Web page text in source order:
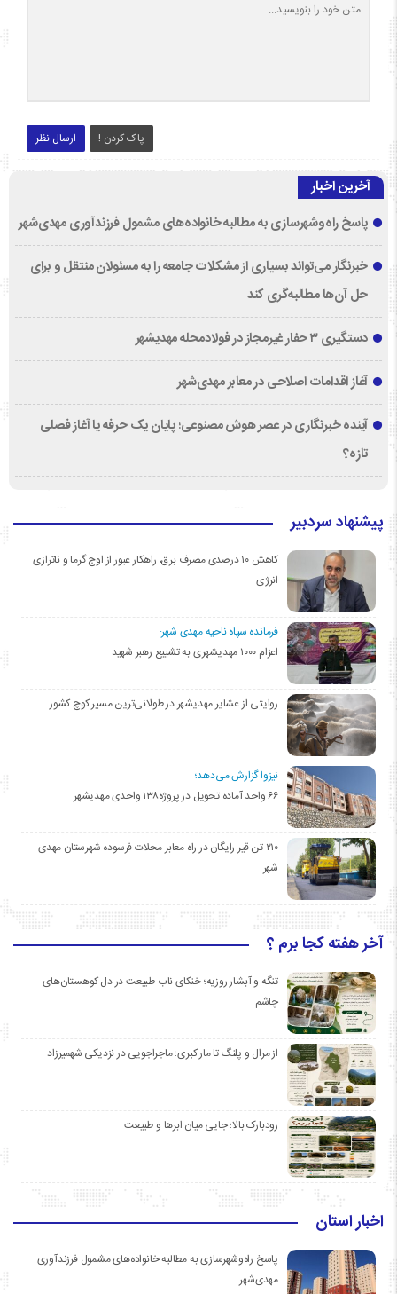
ارسال نظر پاک کردن !
آخرین اخبار
پاسخ راه‌وشهرسازی به مطالبه خانواده‌های مشمول فرزندآوری مهدی‌شهر
خبرنگار می‌تواند بسیاری از مشکلات جامعه را به مسئولان منتقل و برای
حل آن‌ها مطالبه‌گری کند
دستگیری ۳ حفار غیرمجاز در فولادمحله مهدیشهر
آغاز اقدامات اصلاحی در معابر مهدی‌شهر
آینده خبرنگاری در عصر هوش مصنوعی؛ پایان یک حرفه یا آغاز فصلی
تازه؟
پیشنهاد سردبیر
کاهش ۱۰ درصدی مصرف برق، راهکار عبور از اوج گرما و ناترازی
انرژی
فرمانده سپاه ناحیه مهدی شهر:
اعزام ۱۰۰۰ مهدیشهری به تشییع رهبر شهید
روایتی از عشایر مهدیشهر در طولانی‌ترین مسیر کوچ کشور
نیزوا گزارش می‌دهد؛
۶۶ واحد آماده تحویل در پروژه۱۳۸ واحدی مهدیشهر
۲۱۰ تن قیر رایگان در راه معابر محلات فرسوده شهرستان مهدی
شهر
آخر هفته کجا برم ؟
تنگه و آبشار روزیه؛ خنکای ناب طبیعت در دل کوهستان‌های
چاشم
از مرال و پلنگ تا مار کبری؛ ماجراجویی در نزدیکی شهمیرزاد
رودبارک بالا؛ جایی میان ابرها و طبیعت
اخبار استان
پاسخ راه‌وشهرسازی به مطالبه خانواده‌های مشمول فرزندآوری
مهدی‌شهر